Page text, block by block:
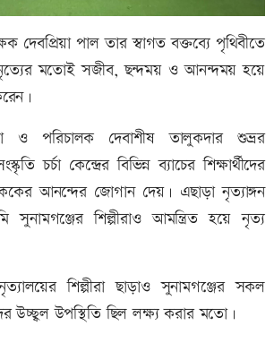
দেবপ্রিয়া পাল তার স্বাগত বক্তব্যে পৃথিবীতে
মতোই সজীব, ছন্দময় ও আনন্দময় হয়ে
ও পরিচালক দেবাশীষ তালুকদার শুভ্রর
চর্চা কেন্দ্রের বিভিন্ন ব্যাচের শিক্ষার্থীদের
আনন্দের জোগান দেয়। এছাড়া নৃত্যাঙ্গন
সুনামগঞ্জের শিল্পীরাও আমন্ত্রিত হয়ে নৃত্য
শিল্পীরা ছাড়াও সুনামগঞ্জের সকল
উচ্ছ্বল উপস্থিতি ছিল লক্ষ্য করার মতো।